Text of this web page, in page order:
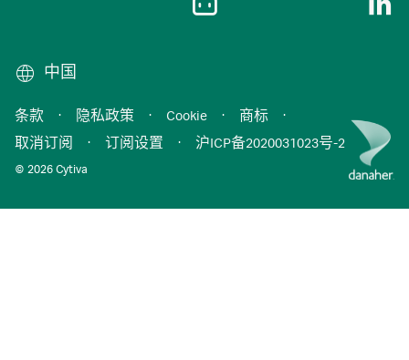
中国
© 2026 Cytiva
条款 · 隐私政策 · Cookie · 商标
·
取消订阅
· 订阅设置 · 沪ICP备2020031023号-2